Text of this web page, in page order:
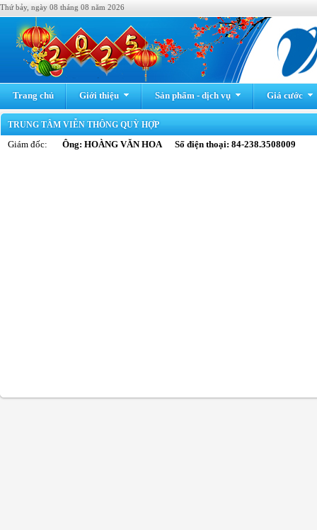
Thứ bảy, ngày 08 tháng 08 năm 2026
Trang chủ Giới thiệu Sản phẩm - dịch vụ Giá cước
TRUNG TÂM VIỄN THÔNG QUỲ HỢP
Giám đốc: Ông: HOÀNG VĂN HOA Số điện thoại: 84-238.3508009